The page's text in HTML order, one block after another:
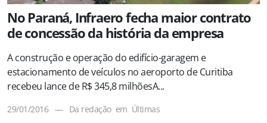
No Paraná, Infraero fecha maior contrato
de concessão da história da empresa
A construção e operação do edifício-garagem e
estacionamento de veículos no aeroporto de Curitiba
recebeu lance de R$ 345,8 milhõesA...
29/01/2016 — Da redação em Últimas